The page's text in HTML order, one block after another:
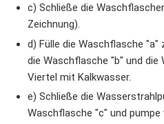
c) Schließe die
Zeichnung).
d) Fülle die Waschflasche "a"
die Waschflasche "b" und
Viertel mit Kalkwasser.
e) Schließe die
Waschflasche "c" und